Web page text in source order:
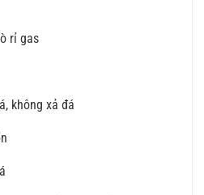
rỉ gas
không xả đá